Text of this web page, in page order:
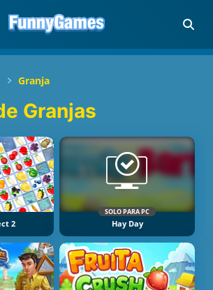
Granja
Granjas
2
SOLO PARA PC
Hay Day